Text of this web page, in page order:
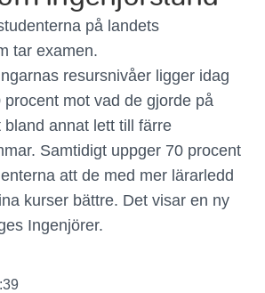
på landets
tar examen.
resursnivåer ligger idag
procent mot vad de gjorde på
bland annat lett till färre
Samtidigt uppger 70 procent
att de med mer lärarledd
kurser bättre. Det visar en ny
Ingenjörer.